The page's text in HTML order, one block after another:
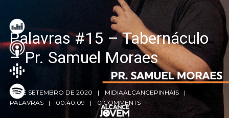
Palavras #15 – Tabernáculo
– Pr. Samuel Moraes
14 DE SETEMBRO DE 2020
MIDIAALCANCEPINHAIS
PALAVRAS
00:40:09 0 COMMENTS